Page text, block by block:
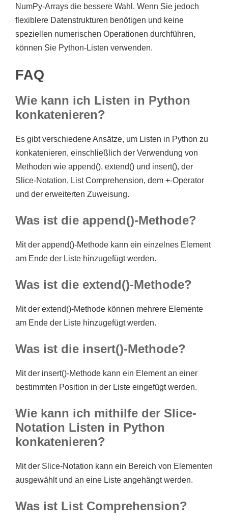
NumPy-Arrays die bessere Wahl. Wenn Sie jedoch
flexiblere Datenstrukturen benötigen und keine
speziellen numerischen Operationen durchführen,
können Sie Python-Listen verwenden.
FAQ
Wie kann ich Listen in Python
konkatenieren?
Es gibt verschiedene Ansätze, um Listen in Python zu
konkatenieren, einschließlich der Verwendung von
Methoden wie append(), extend() und insert(), der
Slice-Notation, List Comprehension, dem +-Operator
und der erweiterten Zuweisung.
Was ist die append()-Methode?
Mit der append()-Methode kann ein einzelnes Element
am Ende der Liste hinzugefügt werden.
Was ist die extend()-Methode?
Mit der extend()-Methode können mehrere Elemente
am Ende der Liste hinzugefügt werden.
Was ist die insert()-Methode?
Mit der insert()-Methode kann ein Element an einer
bestimmten Position in der Liste eingefügt werden.
Wie kann ich mithilfe der Slice-
Notation Listen in Python
konkatenieren?
Mit der Slice-Notation kann ein Bereich von Elementen
ausgewählt und an eine Liste angehängt werden.
Was ist List Comprehension?